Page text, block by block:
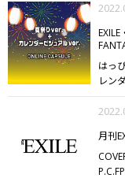
BDア
ださ
要な
確認
ルの
い。
庫切
とが
EXILE
はっ
レン
缶バ
EXILE
くだ
月刊
P.C.F